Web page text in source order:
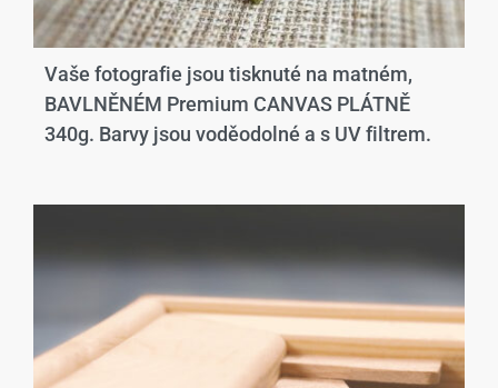
Vaše fotografie jsou tisknuté na matném,
BAVLNĚNÉM Premium CANVAS PLÁTNĚ
340g. Barvy jsou voděodolné a s UV filtrem.